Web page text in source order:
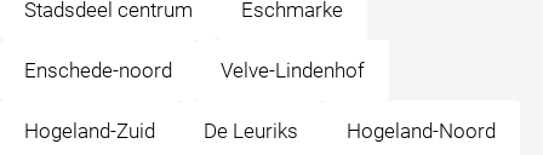
Stadsdeel centrum Eschmarke
Enschede-noord Velve-Lindenhof
Hogeland-Zuid De Leuriks Hogeland-Noord